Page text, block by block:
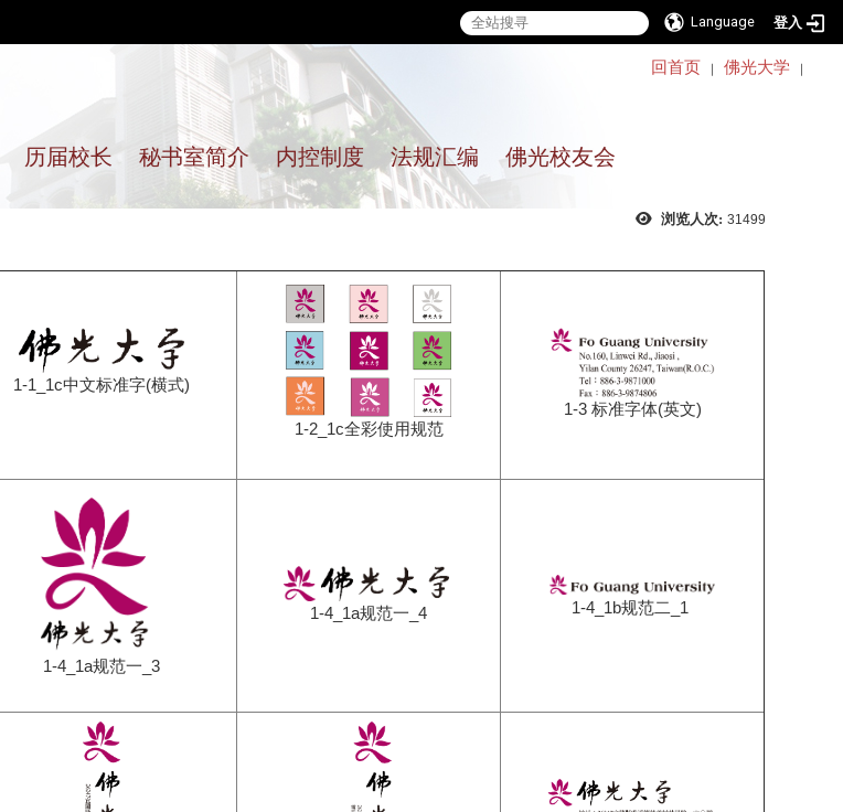
Language 登入
回首页 ｜ 佛光大学 ｜
历届校长 秘书室简介 内控制度 法规汇编 佛光校友会
浏览人次: 31499
1-1_1c中文标准字(横式)
1-2_1c全彩使用规范
1-3 标准字体(英文)
1-4_1a规范一_3
1-4_1a规范一_4 1-4_1b规范二_1